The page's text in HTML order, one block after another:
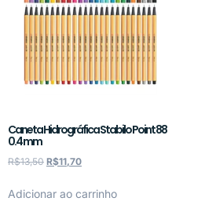
Caneta Hidrográfica Stabilo Point 88
0.4 mm
R$13,50 R$11,70
Adicionar ao carrinho